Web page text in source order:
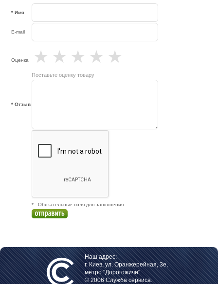
* Имя
E-mail
Оценка ★
★
★
★
★
Поставьте оценку товару
* Отзыв
* - Обязательные поля для заполнения
Наш адрес:
г. Киев, ул. Оранжерейная, 3е,
метро "Дорогожичи"
© 2006 Служба сервиса.